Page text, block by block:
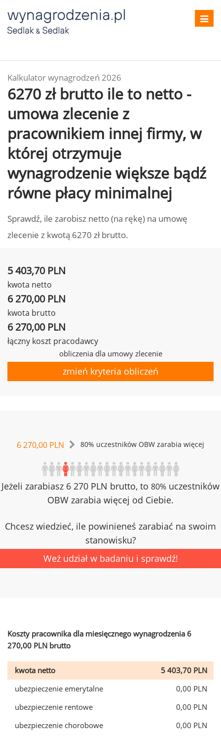
Kalkulator wynagrodzeń 2026
6270 zł brutto ile to netto -
umowa zlecenie z
pracownikiem innej firmy, w
której otrzymuje
wynagrodzenie większe bądź
równe płacy minimalnej
Sprawdź, ile zarobisz netto (na rękę) na umowę
zlecenie z kwotą 6270 zł brutto.
5 403,70 PLN
kwota netto
6 270,00 PLN
kwota brutto
6 270,00 PLN
łączny koszt pracodawcy
obliczenia dla umowy zlecenie
zmień kryteria obliczeń
6 270,00 PLN 80% uczestników OBW zarabia więcej
Jeżeli zarabiasz 6 270 PLN brutto, to 80% uczestników
OBW zarabia więcej od Ciebie.
Chcesz wiedzieć, ile powinieneś zarabiać na swoim
stanowisku?
Weź udział w badaniu i sprawdź!
Koszty pracownika dla miesięcznego wynagrodzenia 6
270,00 PLN brutto
kwota netto
5 403,70 PLN
ubezpieczenie emerytalne
0,00 PLN
ubezpieczenie rentowe
0,00 PLN
ubezpieczenie chorobowe
0,00 PLN